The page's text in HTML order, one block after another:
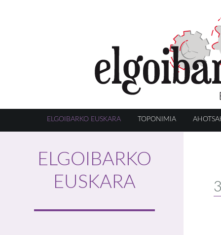
ELGOIBARKO EUSKARA TOPONIMIA
ELGOIBARKO
EUSKARA